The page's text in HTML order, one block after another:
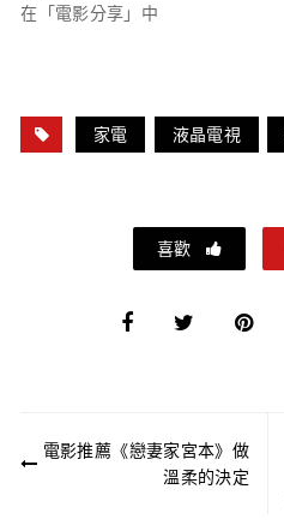
在「電影分享」中
家電 液晶電視
喜歡
章電影推薦《戀妻家宮本》做
溫柔的決定